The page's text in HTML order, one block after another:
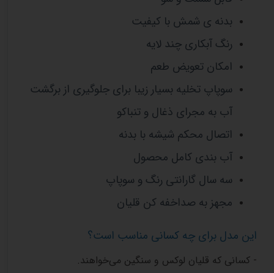
بدنه ی شمش با کیفیت
رنگ آبکاری چند لایه
امکان تعویض طعم
سوپاپ تخلیه بسیار زیبا برای جلوگیری از برگشت
آب به مجرای ذغال و تنباکو
اتصال محکم شیشه با بدنه
آب بندی کامل محصول
سه سال گارانتی رنگ و سوپاپ
مجهز به صداخفه کن قلیان
این مدل برای چه کسانی مناسب است؟
- کسانی که قلیان لوکس و سنگین می‌خواهند.